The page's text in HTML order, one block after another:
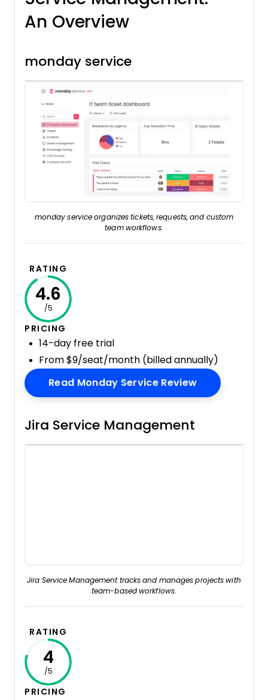
An Overview
monday service
monday service organizes tickets, requests, and custom
team workflows.
RATING
4.6
/5
PRICING
14-day free trial
From $9/seat/month (billed annually)
Read Monday Service ReviewOpens New
Jira Service Management
Jira Service Management tracks and manages projects with
team-based workflows.
RATING
4
/5
PRICING